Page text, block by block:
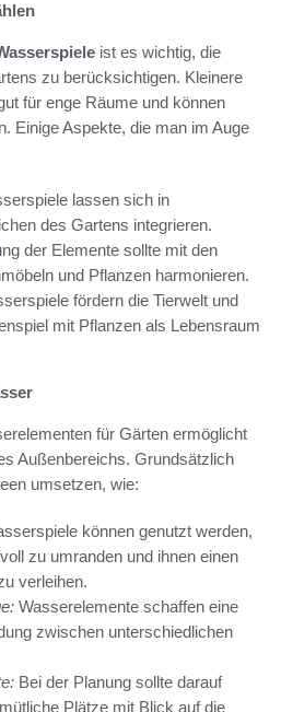
ist es wichtig, die
zu berücksichtigen. Kleinere
für enge Räume und können
Einige Aspekte, die man im Auge
lassen sich in
des Gartens integrieren.
der Elemente sollte mit den
und Pflanzen harmonieren.
fördern die Tierwelt und
mit Pflanzen als Lebensraum
für Gärten ermöglicht
Außenbereichs. Grundsätzlich
umsetzen, wie:
können genutzt werden,
zu umranden und ihnen einen
verleihen.
Wasserelemente schaffen eine
zwischen unterschiedlichen
Bei der Planung sollte darauf
Plätze mit Blick auf die